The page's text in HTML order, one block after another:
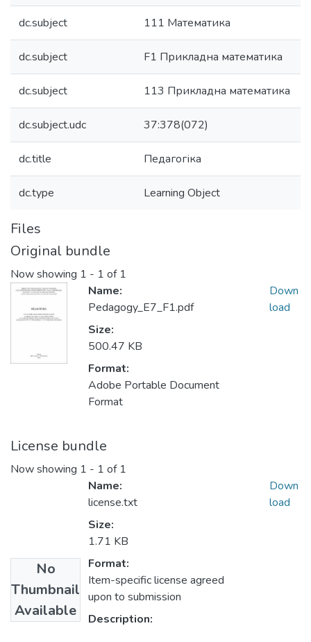
dc.subject 111 Математика
dc.subject F1 Прикладна математика
dc.subject 113 Прикладна математика
dc.subject.udc 37:378(072)
dc.title Педагогіка
dc.type Learning Object
Files
Original bundle
Now showing 1 - 1 of 1
Name:
Pedagogy_E7_F1.pdf
Size:
500.47 KB
Format:
Adobe Portable Document
Format
Down
load
License bundle
Now showing 1 - 1 of 1
No
Thumbnail
Available
Name:
license.txt
Size:
1.71 KB
Format:
Item-specific license agreed
upon to submission
Description:
Down
load